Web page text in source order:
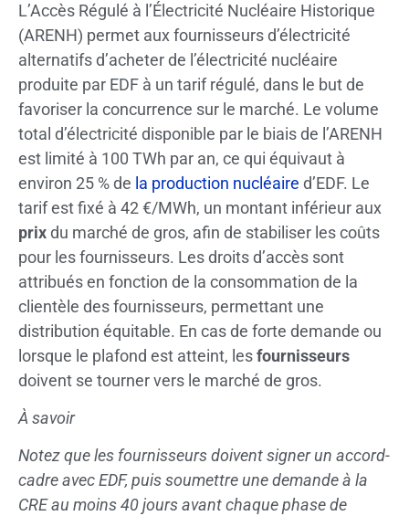
L’Accès Régulé à l’Électricité Nucléaire Historique
(ARENH) permet aux fournisseurs d’électricité
alternatifs d’acheter de l’électricité nucléaire
produite par EDF à un tarif régulé, dans le but de
favoriser la concurrence sur le marché. Le volume
total d’électricité disponible par le biais de l’ARENH
est limité à 100 TWh par an, ce qui équivaut à
environ 25 % de la production nucléaire d’EDF. Le
tarif est fixé à 42 €/MWh, un montant inférieur aux
prixdu marché de gros, afin de stabiliser les coûts
pour les fournisseurs. Les droits d’accès sont
attribués en fonction de la consommation de la
clientèle des fournisseurs, permettant une
distribution équitable. En cas de forte demande ou
lorsque le plafond est atteint, lesfournisseurs
doivent se tourner vers le marché de gros.
À savoir
Notez que les fournisseurs doivent signer un accord-
cadre avec EDF, puis soumettre une demande à la
CRE au moins 40 jours avant chaque phase de